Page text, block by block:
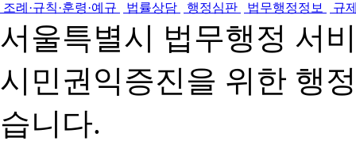
조례·규칙·훈령·예규 법률상담 행정심판 법무행정정보 규
서울특별시 법무행정 서
시민권익증진을 위한 행
습니다.